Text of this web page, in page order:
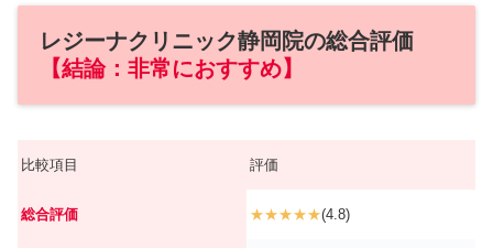
レジーナクリニック静岡院の総合評価
【結論：非常におすすめ】
比較項目 評価
総合評価 ★★★★★(4.8)